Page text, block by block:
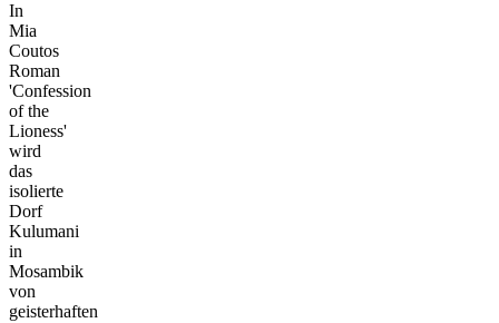
In
Mia
Coutos
Roman
'Confession
of the
Lioness'
wird
das
isolierte
Dorf
Kulumani
in
Mosambik
von
geisterhaften